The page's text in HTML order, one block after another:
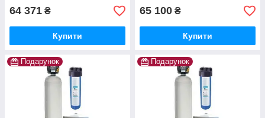
64 371 ₴
Купити
65 100 ₴
Купити
Подарунок Подарунок